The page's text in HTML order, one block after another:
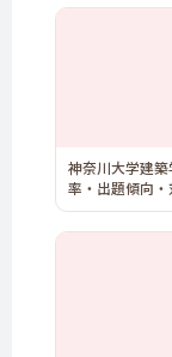
神奈川大学建
率・出題傾向